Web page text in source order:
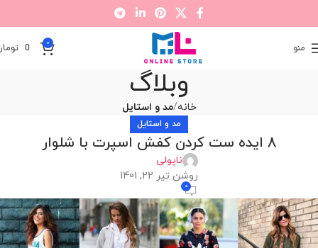
منو 0
0
وبلاگ
خانه مد و استایل
مد و استایل
8 ایده ست کردن کفش اسپرت با شلوار
ناپولی
روشن تیر 22, 1401
0